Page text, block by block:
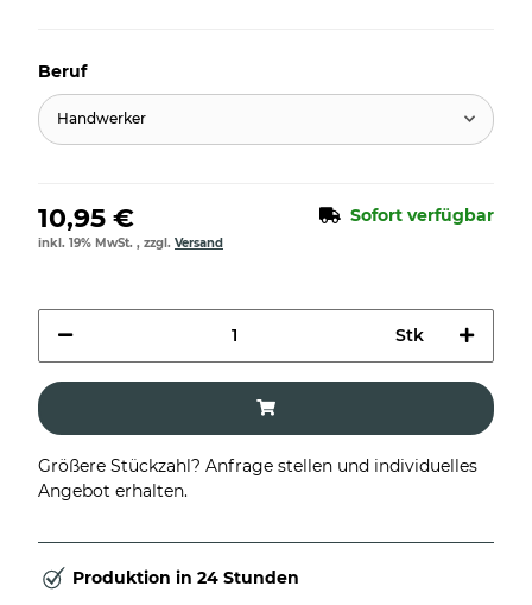
Beruf
Handwerker
10,95 € Sofort verfügbar
inkl. 19% MwSt. , zzgl. Versand
Stk
Größere Stückzahl? Anfrage stellen und individuelles
Angebot erhalten.
Produktion in 24 Stunden